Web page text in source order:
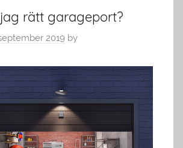
rätt garageport?
2019 by